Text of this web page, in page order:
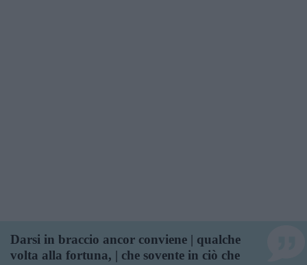
Darsi in braccio ancor conviene | qualche
volta alla fortuna, | che sovente in ciò che